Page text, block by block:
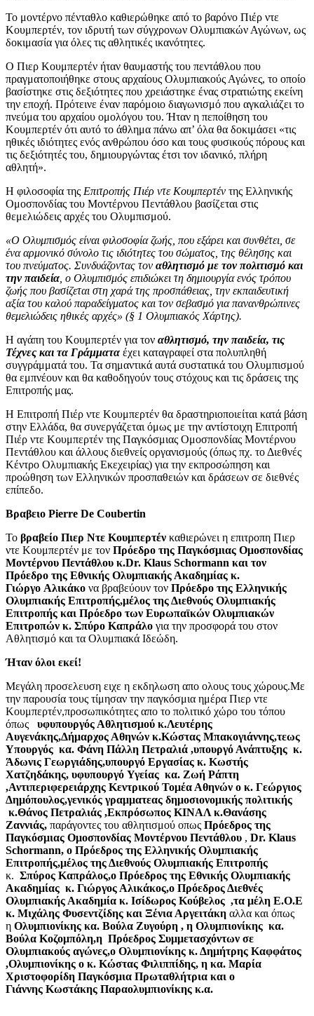
Το μοντέρνο πένταθλο καθιερώθηκε από το βαρόνο Πιέρ ντε
Κουμπερτέν, τον ιδρυτή των σύγχρονων Ολυμπιακών Αγώνων, ως
δοκιμασία για όλες τις αθλητικές ικανότητες.
Ο Πιερ Κουμπερτέν ήταν θαυμαστής του πεντάθλου που
πραγματοποιήθηκε στους αρχαίους Ολυμπιακούς Αγώνες, το οποίο
βασίστηκε στις δεξιότητες που χρειάστηκε ένας στρατιώτης εκείνη
την εποχή. Πρότεινε έναν παρόμοιο διαγωνισμό που αγκαλιάζει το
πνεύμα του αρχαίου ομολόγου του. Ήταν η πεποίθηση του
Κουμπερτέν ότι αυτό το άθλημα πάνω απ’ όλα θα δοκιμάσει «τις
ηθικές ιδιότητες ενός ανθρώπου όσο και τους φυσικούς πόρους και
τις δεξιότητές του, δημιουργώντας έτσι τον ιδανικό, πλήρη
αθλητή».
Η φιλοσοφία της Επιτροπής Πιέρ ντε Κουμπερτέν της Ελληνικής
Ομοσπονδίας του Μοντέρνου Πεντάθλου βασίζεται στις
θεμελιώδεις αρχές του Ολυμπισμού.
«Ο Ολυμπισμός είναι φιλοσοφία ζωής, που εξάρει και συνθέτει, σε
ένα αρμονικό σύνολο τις ιδιότητες του σώματος, της θέλησης και
του πνεύματος. Συνδυάζοντας τον αθλητισμό με τον πολιτισμό και
την παιδεία , ο Ολυμπισμός επιδιώκει τη δημιουργία ενός τρόπου
ζωής που βασίζεται στη χαρά της προσπάθειας, την εκπαιδευτική
αξία του καλού παραδείγματος και τον σεβασμό για πανανθρώπινες
θεμελιώδεις ηθικές αρχές» (§ 1 Ολυμπιακός Χάρτης).
Η αγάπη του Κουμπερτέν για τον αθλητισμό, την παιδεία, τις
Τέχνες και τα Γράμματα έχει καταγραφεί στα πολυπληθή
συγγράμματά του. Τα σημαντικά αυτά συστατικά του Ολυμπισμού
θα εμπνέουν και θα καθοδηγούν τους στόχους και τις δράσεις της
Επιτροπής μας.
Η Επιτροπή Πιέρ ντε Κουμπερτέν θα δραστηριοποιείται κατά βάση
στην Ελλάδα, θα συνεργάζεται όμως με την αντίστοιχη Επιτροπή
Πιέρ ντε Κουμπερτέν της Παγκόσμιας Ομοσπονδίας Μοντέρνου
Πεντάθλου και άλλους διεθνείς οργανισμούς (όπως πχ. το Διεθνές
Κέντρο Ολυμπιακής Εκεχειρίας) για την εκπροσώπηση και
προώθηση των Ελληνικών προσπαθειών και δράσεων σε διεθνές
επίπεδο.
Βραβειο Pierre De Coubertin
Το βραβείο Πιερ Ντε Κουμπερτέν καθιερώνει η επιτροπη Πιερ
ντε Κουμπερτέν με τον Πρόεδρο της Παγκόσμιας Ομοσπονδίας
Μοντέρνου Πεντάθλου κ.Dr. Klaus Schormann και τον
Πρόεδρο της Εθνικής Ολυμπιακής Ακαδημίας κ.
Γιώργο Αλικάκο να βραβεύουν τον Πρόεδρο της Ελληνικής
Ολυμπιακής Επιτροπής,μέλος της Διεθνούς Ολυμπιακής
Επιτροπής και Πρόεδρο των Ευρωπαϊκών Ολυμπιακών
Επιτροπών κ. Σπύρο Καπράλο για την προσφορά του στον
Αθλητισμό και τα Ολυμπιακά Ιδεώδη.
Ήταν όλοι εκεί!
Μεγάλη προσελευση ειχε η εκδηλωση απο ολους τους χώρους.Με
την παρουσία τους τίμησαν την παγκόσμια ημέρα Πιερ ντε
Κουμπερτέν,προσωπικότητες απο το πολιτικό χώρο του τόπου
όπως
υφυπουργός Αθλητισμού κ.Λευτέρης
Αυγενάκης,Δήμαρχος Αθηνών κ.Κώστας Μπακογιάννης,τεως
Υπουργός κα. Φάνη Πάλλη Πετραλιά ,υπουργό Ανάπτυξης κ.
Άδωνις Γεωργιάδης,υπουργό Εργασίας κ. Κωστής
Χατζηδάκης, υφυπουργό Υγείας κα. Ζωή Ράπτη
,Αντιπεριφερειάρχης Κεντρικού Τομέα Αθηνών ο κ. Γεώργιος
Δημόπουλος,γενικός γραμματεας δημοσιονομικής πολιτικής
κ.Θάνος Πετραλιάς ,Εκπρόσωπος ΚΙΝΑΛ κ.Θανάσης
Ζαννιάς, παράγοντες του αθλητισμού οπως Πρόεδρος της
Παγκόσμιας Ομοσπονδίας Μοντέρνου Πεντάθλου , Dr. Klaus
Schormann, ο Πρόεδρος της Ελληνικής Ολυμπιακής
Επιτροπής,μέλος της Διεθνούς Ολυμπιακής Επιτροπής
κ. Σπύρος Καπράλος,ο Πρόεδρος της Εθνικής Ολυμπιακής
Ακαδημίας κ. Γιώργος Αλικάκος,ο Πρόεδρος Διεθνές
Ολυμπιακής Ακαδημία κ. Ισίδωρος Κούβελος ,τα μέλη Ε.Ο.Ε
κ. Μιχάλης Φυσεντζίδης και Ξένια Αργειτάκη αλλα και όπως
η Ολυμπιονίκης κα. Βούλα Ζυγούρη , η Ολυμπιονίκης κα.
Βούλα Κοζομπόλη,η Πρόεδρος Συμμετασχόντων σε
Ολυμπιακούς αγώνες,ο Ολυμπιονίκης κ. Δημήτρης Καφφάτος
,Ολυμπιονίκης ο κ. Κώστας Φιλιππίδης, η κα. Μαρία
Χριστοφορίδη Παγκόσμια Πρωταθλήτρια και ο
Γιάννης Κωστάκης Παραολυμπιονίκης κ.α.